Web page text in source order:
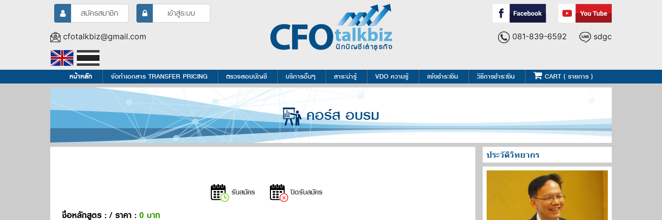
สมัครสมาชิก เข้าสู่ระบบ
cfotalkbiz@gmail.com 081-839-6592 sdgc
หน้าหลัก จัดทำเอกสาร TRANSFER PRICING ตรวจสอบบัญชี บริการอื่นๆ สาระน่ารู้ VDO ความรู้ เเจ้งชำระเงิน วิธีการชำระเงิน CART ( รายการ )
คอร์ส อบรม
รับสมัคร ปิดรับสมัคร
ชื่อหลักสูตร : / ราคา : 0 บาท
ประวัติวิทยากร